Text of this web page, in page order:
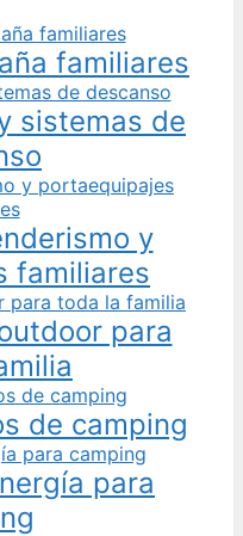
familiares
sistemas de
y
familiares
para
de camping
para